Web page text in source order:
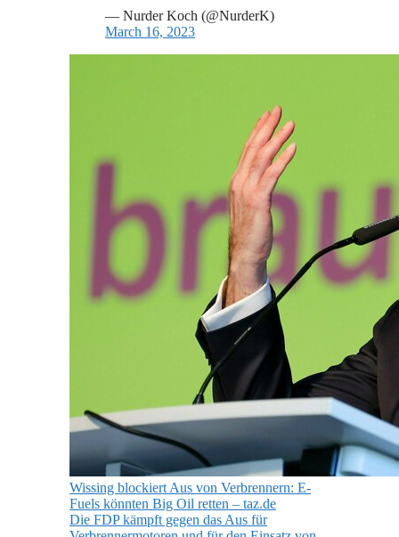
— Nurder Koch (@NurderK)
March 16, 2023
Wissing blockiert Aus von Verbrennern: E-
Fuels könnten Big Oil retten – taz.de
Die FDP kämpft gegen das Aus für